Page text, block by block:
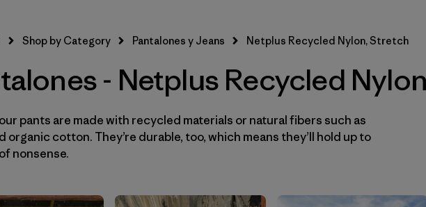
Filtrar por
Price
Filtrar por
Size
Filtrar por
Fit
Filtrar por
Features & Processes 1
Shop by Category Pantalones y Jeans Netplus Recycled Nylon, Stretch
- Netplus Recycled
pants are made with recycled materials or natural fibers such as
organic cotton. They’re durable, too, which means they’ll hold up to
nonsense.